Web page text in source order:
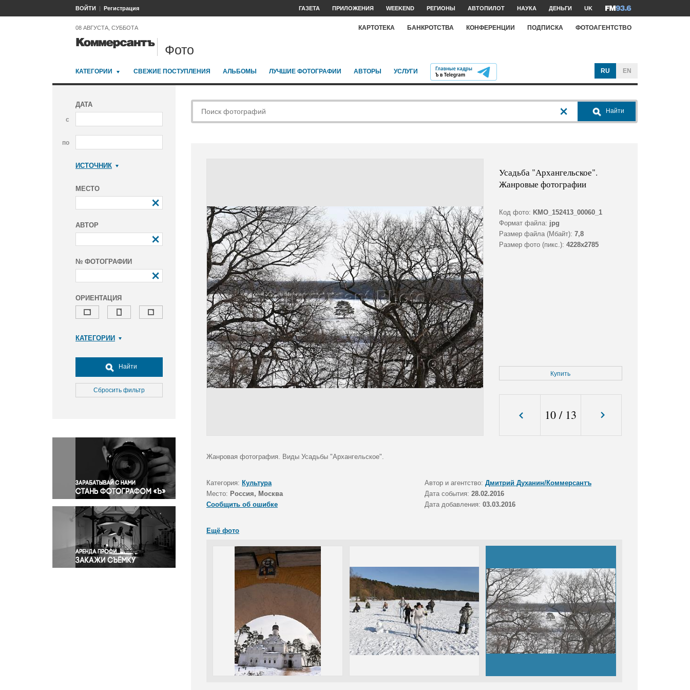
ВОЙТИ Регистрация ГАЗЕТА ПРИЛОЖЕНИЯ WEEKEND РЕГИОНЫ АВТОПИЛОТ НАУКА ДЕНЬГИ UK
08 АВГУСТА, СУББОТА КАРТОТЕКА БАНКРОТСТВА КОНФЕРЕНЦИИ ПОДПИСКА ФОТОАГЕНТСТВО
Фото
КАТЕГОРИИ СВЕЖИЕ ПОСТУПЛЕНИЯ АЛЬБОМЫ ЛУЧШИЕ ФОТОГРАФИИ АВТОРЫ УСЛУГИ RU EN
ДАТА
с
по
ИСТОЧНИК
МЕСТО
АВТОР
№ ФОТОГРАФИИ
ОРИЕНТАЦИЯ
КАТЕГОРИИ
Досуг, туризм и отдых
Культура
Медицина
Окружающая среда
Политика
Правосудие
Происшествия и конфликты
Религия
Светская жизнь
Спорт
Экология
Экономика и бизнес
Найти
Сбросить фильтр
Найти
Усадьба "Архангельское".
Жанровые фотографии
Код фото: KMO_152413_00060_1
Формат файла: jpg
Размер файла (Мбайт): 7,8
Размер фото (пикс.): 4228x2785
Купить
10/ 13
Жанровая фотография. Виды Усадьбы "Архангельское".
Категория: Культура Автор и агентство: Дмитрий Духанин/Коммерсантъ
Место: Россия, Москва Дата события: 28.02.2016
Сообщить об ошибке
Дата добавления: 03.03.2016
Ещё фото